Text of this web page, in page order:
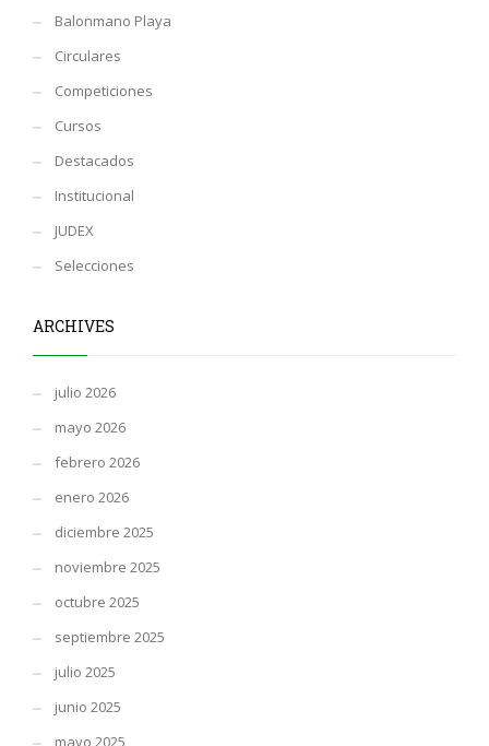
Balonmano Playa
Circulares
Competiciones
Cursos
Destacados
Institucional
JUDEX
Selecciones
ARCHIVES
julio 2026
mayo 2026
febrero 2026
enero 2026
diciembre 2025
noviembre 2025
octubre 2025
septiembre 2025
julio 2025
junio 2025
mayo 2025